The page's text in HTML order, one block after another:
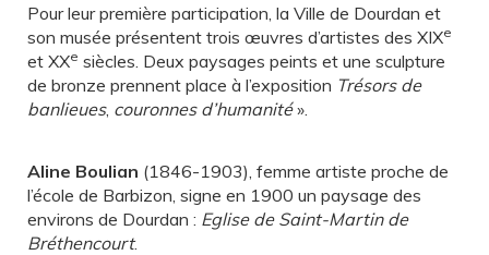
Pour leur première participation, la Ville de Dourdan et
son musée présentent trois œuvres d’artistes des XIXe
et XXe siècles. Deux paysages peints et une sculpture
de bronze prennent place à l’exposition Trésors de
banlieues, couronnes d’humanité».
Aline Boulian (1846-1903), femme artiste proche de
l’école de Barbizon, signe en 1900 un paysage des
environs de Dourdan : Eglise de Saint-Martin de
Bréthencourt.